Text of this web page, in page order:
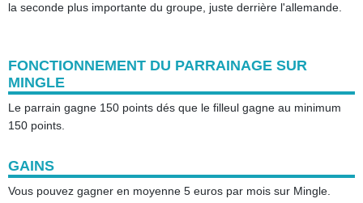
la seconde plus importante du groupe, juste derrière l'allemande.
FONCTIONNEMENT DU PARRAINAGE SUR
MINGLE
Le parrain gagne 150 points dés que le filleul gagne au minimum
150 points.
GAINS
Vous pouvez gagner en moyenne 5 euros par mois sur Mingle.